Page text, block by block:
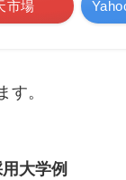
市場
す。
大学例